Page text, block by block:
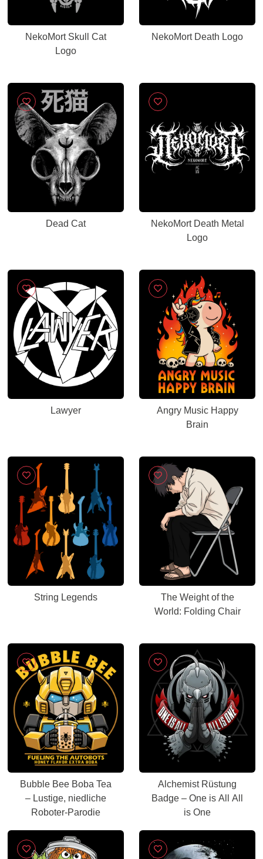
NekoMort Skull Cat
Logo
NekoMort Death Logo
Dead Cat
NekoMort Death Metal
Logo
Lawyer
Angry Music Happy
Brain
String Legends
The Weight of the
World: Folding Chair
Bubble Bee Boba Tea
– Lustige, niedliche
Roboter-Parodie
Alchemist Rüstung
Badge – One is All All
is One